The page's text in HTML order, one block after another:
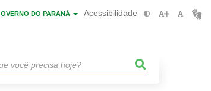
DO PARANÁ Acessibilidade